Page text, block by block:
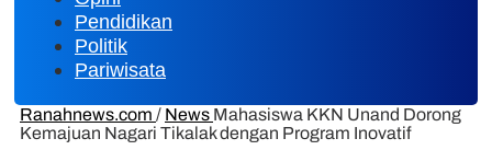
Pendidikan
Politik
Pariwisata
Ranahnews.com / News Mahasiswa KKN Unand Dorong
Kemajuan Nagari Tikalak dengan Program Inovatif